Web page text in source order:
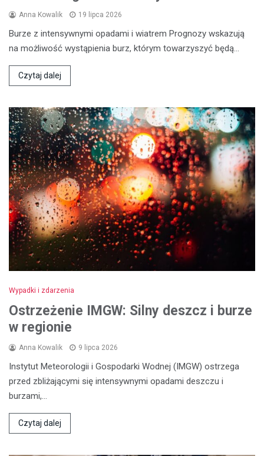
Anna Kowalik 19 lipca 2026
Burze z intensywnymi opadami i wiatrem Prognozy wskazują
na możliwość wystąpienia burz, którym towarzyszyć będą…
Czytaj dalej
Wypadki i zdarzenia
Ostrzeżenie IMGW: Silny deszcz i burze
w regionie
Anna Kowalik 9 lipca 2026
Instytut Meteorologii i Gospodarki Wodnej (IMGW) ostrzega
przed zbliżającymi się intensywnymi opadami deszczu i
burzami,…
Czytaj dalej